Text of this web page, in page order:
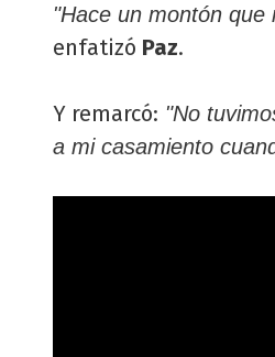
"Hace un montón
enfatizó Paz.
Y remarcó: "No
a mi casamiento